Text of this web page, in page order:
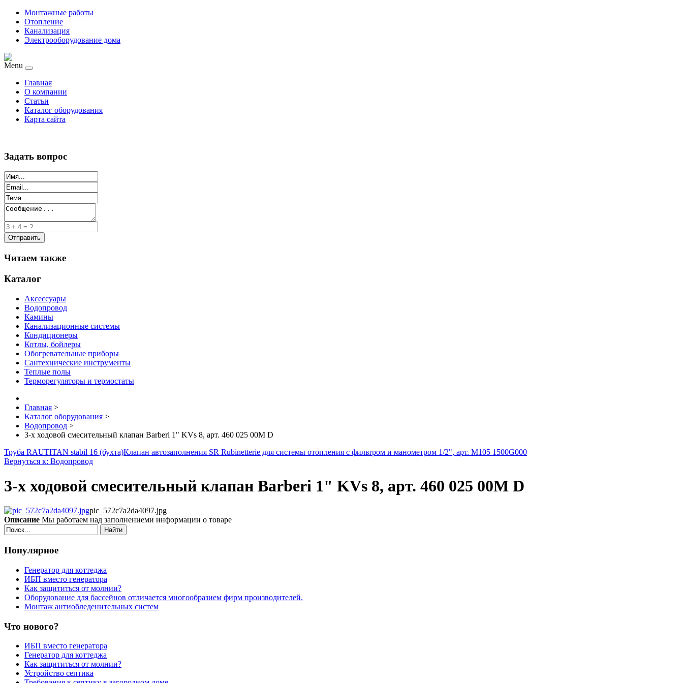
Монтажные работы
Отопление
Канализация
Электрооборудование дома
Menu
Главная
О компании
Статьи
Каталог оборудования
Карта сайта
Задать вопрос
Читаем также
Каталог
Аксессуары
Водопровод
Камины
Канализационные системы
Кондиционеры
Котлы, бойлеры
Обогревательные приборы
Сантехнические инструменты
Теплые полы
Терморегуляторы и термостаты
Главная >
Каталог оборудования >
Водопровод >
3-х ходовой смесительный клапан Barberi 1" KVs 8, арт. 460 025 00M D
Труба RAUTITAN stabil 16 (бухта)Клапан автозаполнения SR Rubinetterie для системы отопления с фильтром и манометром 1/2", арт. M105 1500G000
Вернуться к: Водопровод
3-х ходовой смесительный клапан Barberi 1" KVs 8, арт. 460 025 00M D
pic_572c7a2da4097.jpg
Описание Мы работаем над заполнениеми информации о товаре
Найти
Популярное
Генератор для коттеджа
ИБП вместо генератора
Как защититься от молнии?
Оборудование для бассейнов отличается многообразием фирм производителей.
Монтаж антиобледенительных систем
Что нового?
ИБП вместо генератора
Генератор для коттеджа
Как защититься от молнии?
Устройство септика